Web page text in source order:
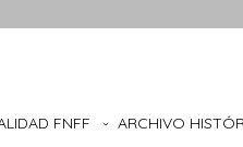
FNFF ARCHIVO